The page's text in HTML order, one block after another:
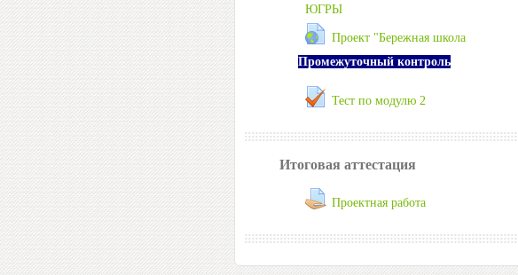
ЮГРЫ
Проект "Бережная школа
Промежуточный контроль
Тест по модулю 2
Итоговая аттестация
Проектная работа